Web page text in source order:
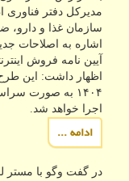
مدیرکل دفتر فناوری
سازمان غذا و دارو،
اشاره به اصلاحات
آیین نامه فروش
اظهار داشت: این طرح
۱۴۰۴ به صورت
اجرا خواهد شد.
ادامه ...
در گفت وگو با مستر